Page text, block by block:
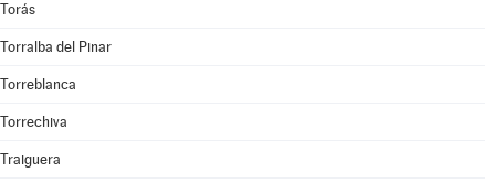
Torás
Torralba del Pinar
Torreblanca
Torrechiva
Traiguera